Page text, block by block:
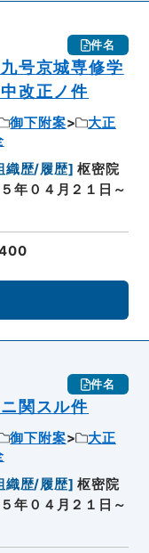
件名
号京城専修学
改正ノ件
御下附案
大正
織歴/履歴] 枢密院
年０４月２１日～
件名
関スル件
御下附案
大正
織歴/履歴] 枢密院
年０４月２１日～